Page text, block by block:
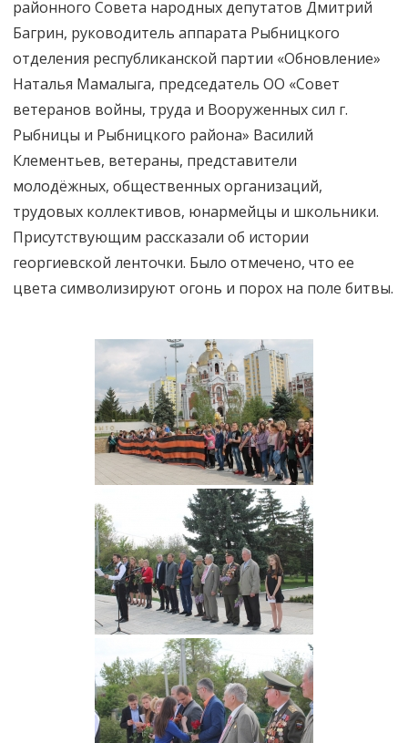
районного Совета народных депутатов Дмитрий
Багрин, руководитель аппарата Рыбницкого
отделения республиканской партии «Обновление»
Наталья Мамалыга, председатель ОО «Совет
ветеранов войны, труда и Вооруженных сил г.
Рыбницы и Рыбницкого района» Василий
Клементьев, ветераны, представители
молодёжных, общественных организаций,
трудовых коллективов, юнармейцы и школьники.
Присутствующим рассказали об истории
георгиевской ленточки. Было отмечено, что ее
цвета символизируют огонь и порох на поле битвы.